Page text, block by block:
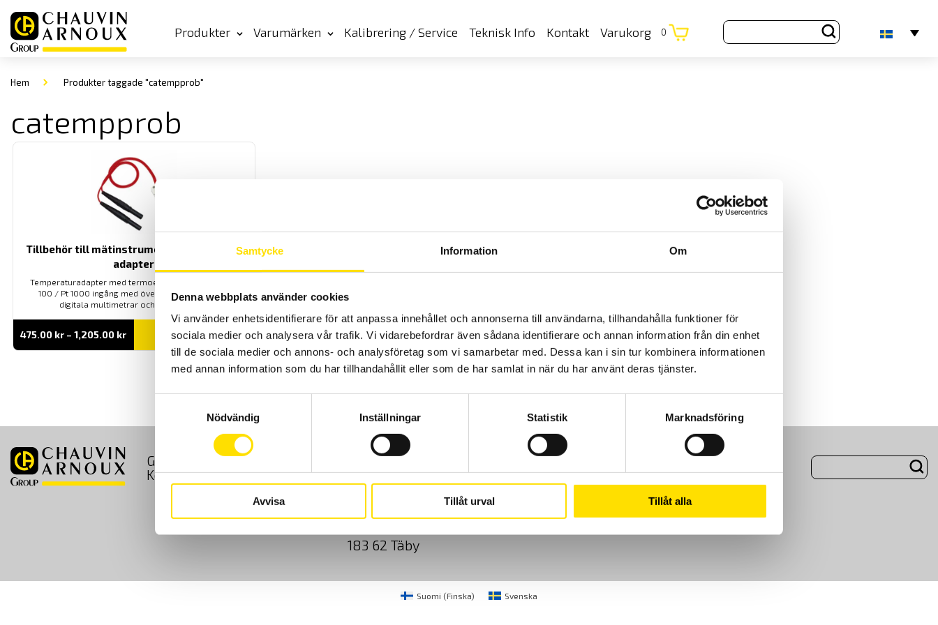
Samtycke Information Om
Denna webbplats använder cookies
Vi använder enhetsidentifierare för att anpassa innehållet och annonserna till användarna, tillhandahålla funktioner för
sociala medier och analysera vår trafik. Vi vidarebefordrar även sådana identifierare och annan information från din enhet
till de sociala medier och annons- och analysföretag som vi samarbetar med. Dessa kan i sin tur kombinera informationen
med annan information som du har tillhandahållit eller som de har samlat in när du har använt deras tjänster.
Nödvändig
Inställningar Statistik Marknadsföring
Avvisa Tillåt urval Tillåt alla
Produkter Varumärken Kalibrering / Service Teknisk Info Kontakt Varukorg 0
Hem Produkter taggade "catempprob"
catempprob
Tillbehör till mätinstrument typ K & Pt100
adapter
Temperaturadapter med termoelement typ K eller Pt
100 / Pt 1000 ingång med övergång 19 mm cc för
digitala multimetrar och strömtänger.
475.00 kr – 1,205.00 krPrisintervall:
till
LÄS MER
GDPR Köpvillkor Cookies Kundundersökning
Om Oss
Kontakt
Sjöflygvägen 35
183 62 Täby
08-50 52 68 00
info@camatsystem.com
Suomi (Finska) Svenska